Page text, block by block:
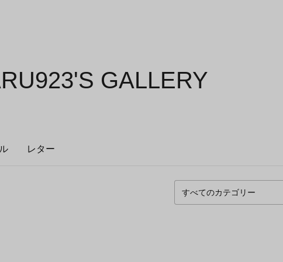
GALLERY
レター